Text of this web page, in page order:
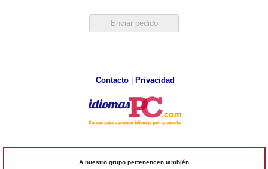
Contacto| Privacidad
A nuestro grupo pertenencen también